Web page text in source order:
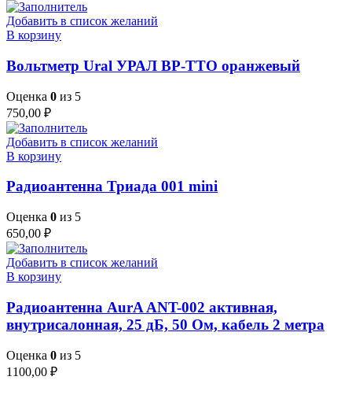
Добавить в список желаний
В корзину
Вольтметр Ural УРАЛ ВР-ТТО оранжевый
Оценка 0 из 5
750,00 ₽
Добавить в список желаний
В корзину
Радиоантенна Триада 001 mini
Оценка 0 из 5
650,00 ₽
Добавить в список желаний
В корзину
Радиоантенна AurA ANT-002 активная,
внутрисалонная, 25 дБ, 50 Ом, кабель 2 метра
Оценка 0 из 5
1100,00 ₽